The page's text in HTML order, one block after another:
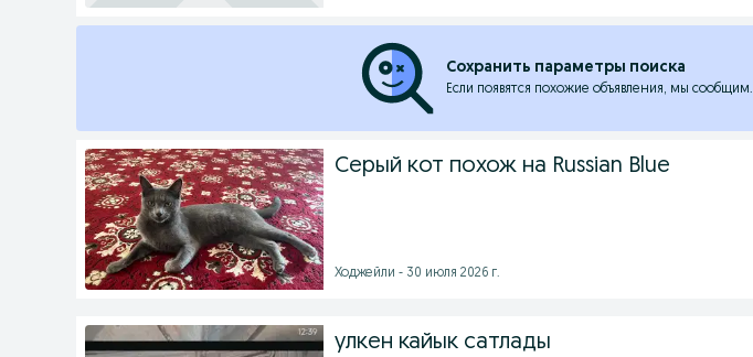
Сохранить параметры поиска
Если появятся похожие объявления, мы сообщим.
Серый кот похож на Russian Blue
Ходжейли - 30 июля 2026 г.
улкен кайык сатлады